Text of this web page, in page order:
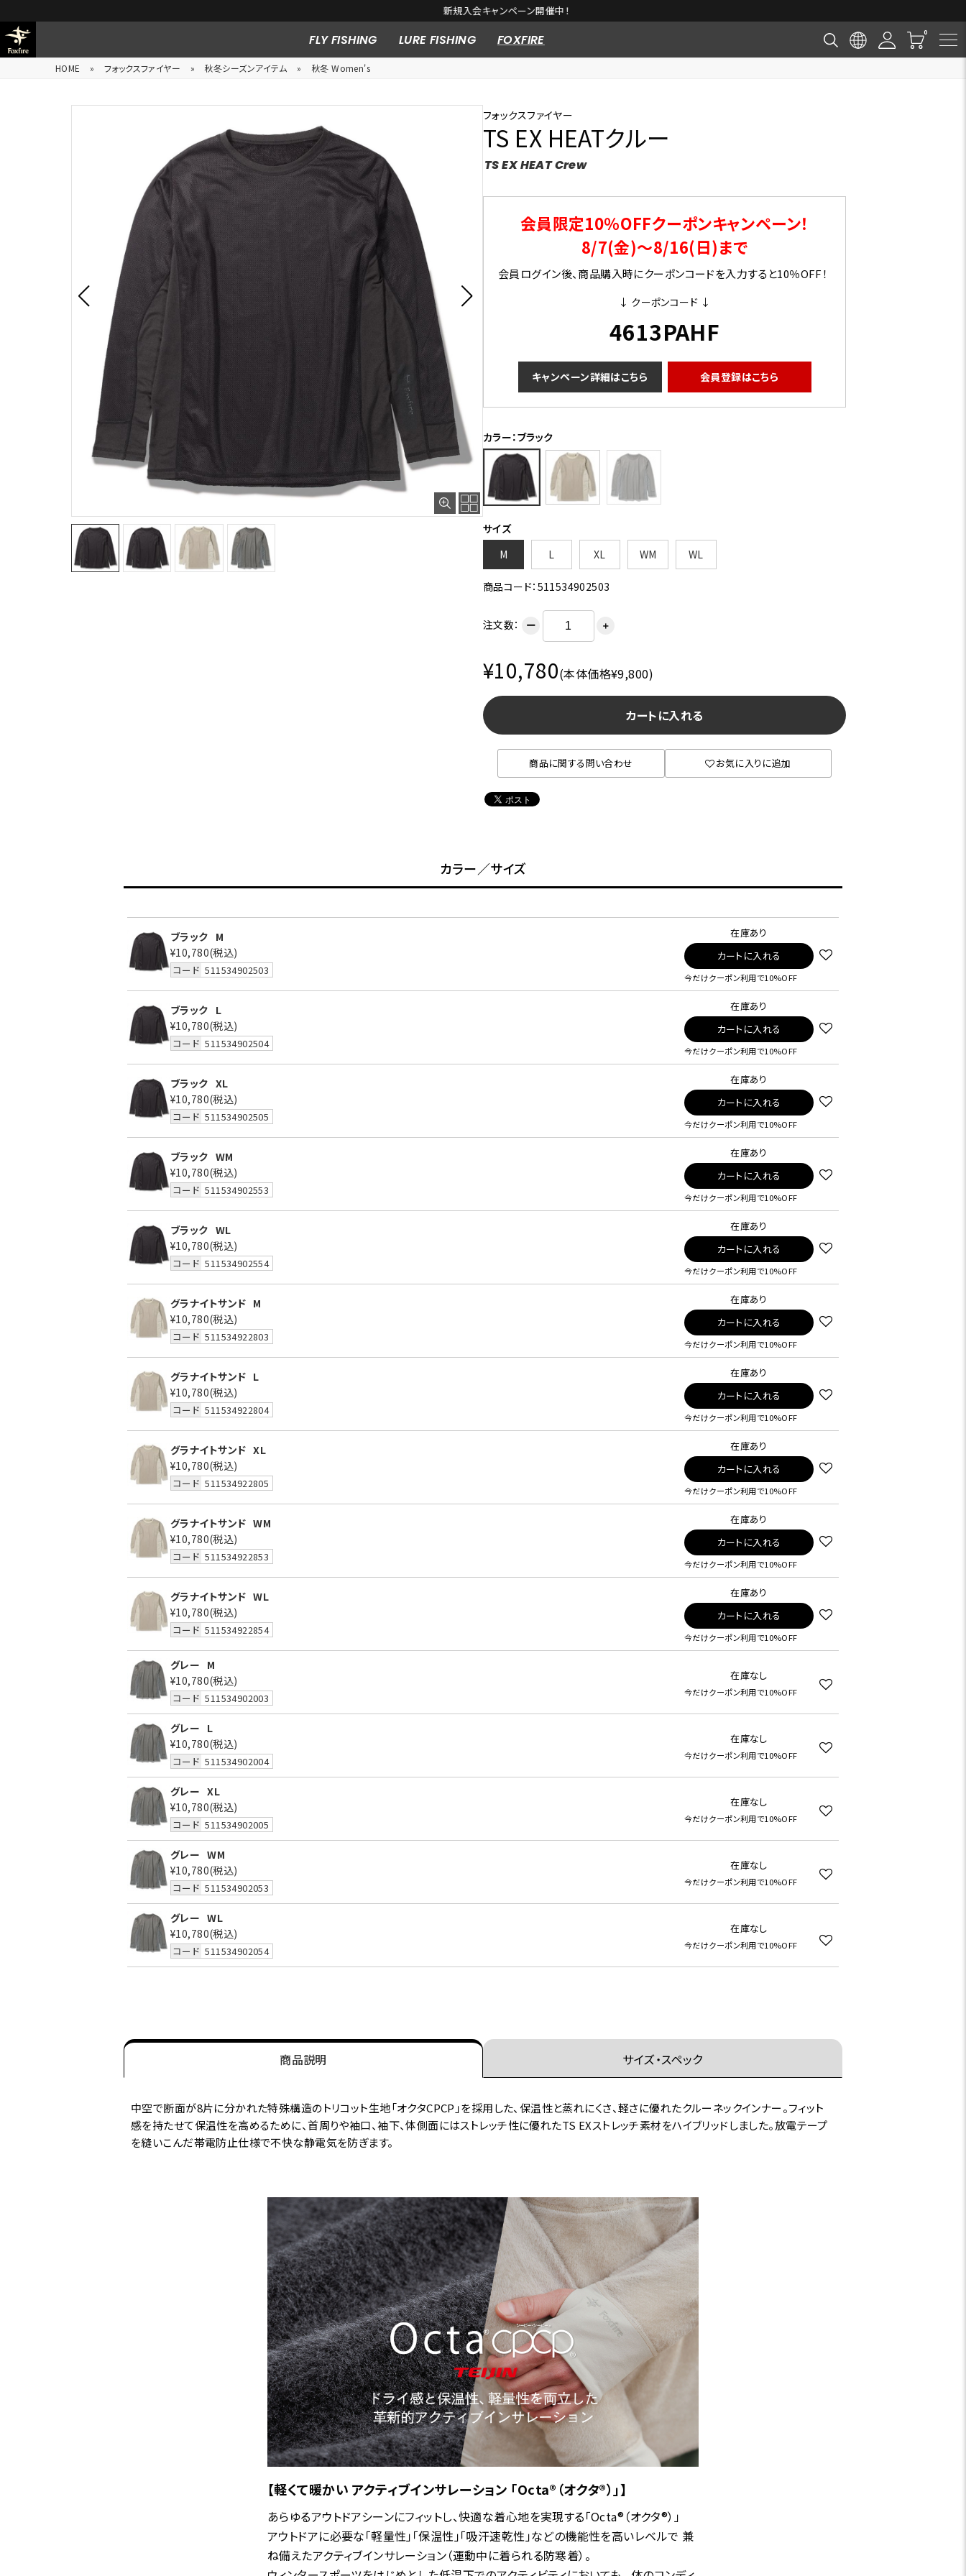
新規入会キャンペーン開催中！
FLY FISHING LURE FISHING FOXFIRE
HOME » フォックスファイヤー » 秋冬シーズンアイテム » 秋冬 Women's
ブラック
フォックスファイヤー
TS EX HEATクルー
TS EX HEAT Crew
会員限定10％OFFクーポンキャンペーン！
8/7(金)～8/16(日)まで
会員ログイン後、商品購入時にクーポンコードを入力すると10％OFF！
↓ クーポンコード ↓
4613PAHF
キャンペーン詳細はこちら 会員登録はこちら
カラー：ブラック
サイズ
M
L XL WM WL
商品コード：511534902503
注文数： ー ＋
¥10,780(本体価格¥9,800)
カートに入れる
商品に関する問い合わせ お気に入りに追加
カラー／サイズ
ブラック M
¥10,780(税込)
コード 511534902503
在庫あり
カートに入れる
今だけクーポン利用で10%OFF
ブラック L
¥10,780(税込)
コード 511534902504
在庫あり
カートに入れる
今だけクーポン利用で10%OFF
ブラック XL
¥10,780(税込)
コード 511534902505
在庫あり
カートに入れる
今だけクーポン利用で10%OFF
ブラック WM
¥10,780(税込)
コード 511534902553
在庫あり
カートに入れる
今だけクーポン利用で10%OFF
ブラック WL
¥10,780(税込)
コード 511534902554
在庫あり
カートに入れる
今だけクーポン利用で10%OFF
グラナイトサンド M
¥10,780(税込)
コード 511534922803
在庫あり
カートに入れる
今だけクーポン利用で10%OFF
グラナイトサンド L
¥10,780(税込)
コード 511534922804
在庫あり
カートに入れる
今だけクーポン利用で10%OFF
グラナイトサンド XL
¥10,780(税込)
コード 511534922805
在庫あり
カートに入れる
今だけクーポン利用で10%OFF
グラナイトサンド WM
¥10,780(税込)
コード 511534922853
在庫あり
カートに入れる
今だけクーポン利用で10%OFF
グラナイトサンド WL
¥10,780(税込)
コード 511534922854
在庫あり
カートに入れる
今だけクーポン利用で10%OFF
グレー M
¥10,780(税込)
コード 511534902003
在庫なし
今だけクーポン利用で10%OFF
グレー L
¥10,780(税込)
コード 511534902004
在庫なし
今だけクーポン利用で10%OFF
グレー XL
¥10,780(税込)
コード 511534902005
在庫なし
今だけクーポン利用で10%OFF
グレー WM
¥10,780(税込)
コード 511534902053
在庫なし
今だけクーポン利用で10%OFF
グレー WL
¥10,780(税込)
コード 511534902054
在庫なし
今だけクーポン利用で10%OFF
商品説明 サイズ・スペック
中空で断面が8片に分かれた特殊構造のトリコット生地「オクタCPCP」を採用した、保温性と蒸れにくさ、軽さに優れたクルーネックインナー。フィット
感を持たせて保温性を高めるために、首周りや袖口、袖下、体側面にはストレッチ性に優れたTS EXストレッチ素材をハイブリッドしました。放電テープ
を縫いこんだ帯電防止仕様で不快な静電気を防ぎます。
【軽くて暖かい アクティブインサレーション 「Octa®（オクタ®）」】
あらゆるアウトドアシーンにフィットし、快適な着心地を実現する「Octa®（オクタ®）」
アウトドアに必要な「軽量性」「保温性」「吸汗速乾性」などの機能性を高いレベルで 兼
ね備えたアクティブインサレーション（運動中に着られる防寒着）。